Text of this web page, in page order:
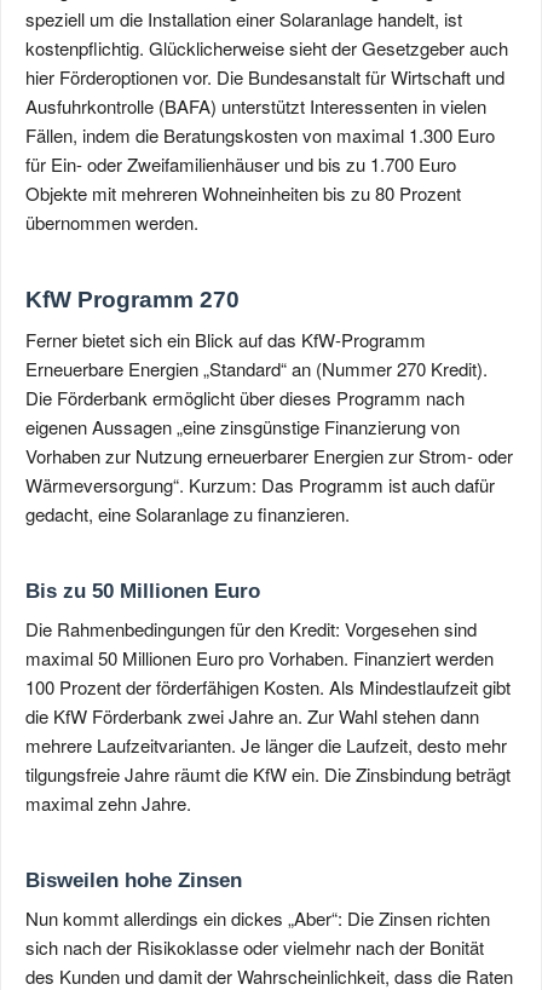
speziell um die Installation einer Solaranlage handelt, ist
kostenpflichtig. Glücklicherweise sieht der Gesetzgeber auch
hier Förderoptionen vor. Die Bundesanstalt für Wirtschaft und
Ausfuhrkontrolle (BAFA) unterstützt Interessenten in vielen
Fällen, indem die Beratungskosten von maximal 1.300 Euro
für Ein- oder Zweifamilienhäuser und bis zu 1.700 Euro
Objekte mit mehreren Wohneinheiten bis zu 80 Prozent
übernommen werden.
KfW Programm 270
Ferner bietet sich ein Blick auf das KfW-Programm
Erneuerbare Energien „Standard“ an (Nummer 270 Kredit).
Die Förderbank ermöglicht über dieses Programm nach
eigenen Aussagen „eine zinsgünstige Finanzierung von
Vorhaben zur Nutzung erneuerbarer Energien zur Strom- oder
Wärmeversorgung“. Kurzum: Das Programm ist auch dafür
gedacht, eine Solaranlage zu finanzieren.
Bis zu 50 Millionen Euro
Die Rahmenbedingungen für den Kredit: Vorgesehen sind
maximal 50 Millionen Euro pro Vorhaben. Finanziert werden
100 Prozent der förderfähigen Kosten. Als Mindestlaufzeit gibt
die KfW Förderbank zwei Jahre an. Zur Wahl stehen dann
mehrere Laufzeitvarianten. Je länger die Laufzeit, desto mehr
tilgungsfreie Jahre räumt die KfW ein. Die Zinsbindung beträgt
maximal zehn Jahre.
Bisweilen hohe Zinsen
Nun kommt allerdings ein dickes „Aber“: Die Zinsen richten
sich nach der Risikoklasse oder vielmehr nach der Bonität
des Kunden und damit der Wahrscheinlichkeit, dass die Raten